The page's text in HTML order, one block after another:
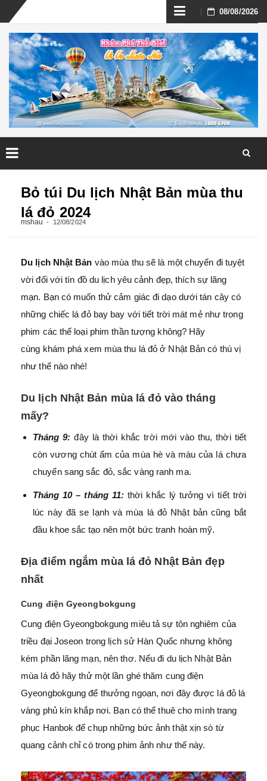
Skip
to
content
08/08/2026
Bỏ túi Du lịch Nhật Bản mùa thu
lá đỏ 2024
mshau 12/08/2024
Du lịch Nhật Bản vào mùa thu sẽ là một chuyến đi tuyệt
vời đối với tín đồ du lịch yêu cảnh đẹp, thích sự lãng
mạn. Bạn có muốn thử cảm giác đi dạo dưới tán cây có
những chiếc lá đỏ bay bay với tiết trời mát mẻ như trong
phim các thể loại phim thần tượng không? Hãy
cùng khám phá xem mùa thu lá đỏ ở Nhật Bản có thú vị
như thế nào nhé!
Du lịch Nhật Bản mùa lá đỏ vào tháng
mấy?
Tháng 9: đây là thời khắc trời mới vào thu, thời tiết
còn vương chút ấm của mùa hè và màu của lá chưa
chuyển sang sắc đỏ, sắc vàng ranh ma.
Tháng 10 – tháng 11: thời khắc lý tưởng vì tiết trời
lúc này đã se lạnh và mùa lá đỏ Nhật bản cũng bắt
đầu khoe sắc tạo nên một bức tranh hoàn mỹ.
Địa điểm ngắm mùa lá đỏ Nhật Bản đẹp
nhất
Cung điện Gyeongbokgung
Cung điện Gyeongbokgung miêu tả sự tôn nghiêm của
triều đại Joseon trong lịch sử Hàn Quốc nhưng không
kém phần lãng mạn, nên thơ. Nếu đi du lịch Nhật Bản
mùa lá đỏ hãy thử một lần ghé thăm cung điện
Gyeongbokgung để thưởng ngoạn, nơi đây được lá đỏ lá
vàng phủ kín khắp nơi. Bạn có thể thuê cho mình trang
phục Hanbok để chụp những bức ảnh thật xịn sò từ
quang cảnh chỉ có trong phim ảnh như thế này.